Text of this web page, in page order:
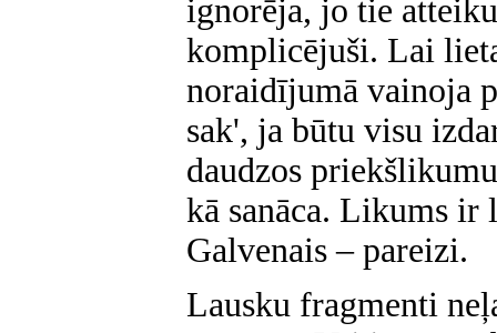
ignorēja, jo tie
komplicējuši. Lai
noraidījumā vainoja
sak', ja būtu visu
daudzos
kā sanāca. Likums ir
Galvenais – pareizi.
Lausku fragmenti